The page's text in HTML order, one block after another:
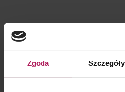
Zgoda Szczegóły
KONTAKT DLA KLIENTÓW